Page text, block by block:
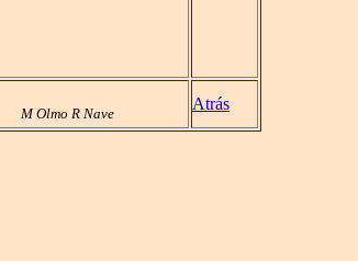
M Olmo R Nave
Atrás